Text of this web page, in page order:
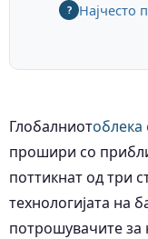
? Најчесто
Глобалниотоблека
прошири со
поттикнат од три
технологијата на
потрошувачите за